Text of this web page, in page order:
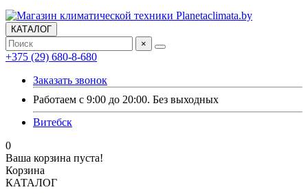
КАТАЛОГ
×
+375 (29) 680-8-680
Заказать звонок
Работаем с 9:00 до 20:00. Без выходных
Витебск
0
Ваша корзина пуста!
Корзина
КАТАЛОГ